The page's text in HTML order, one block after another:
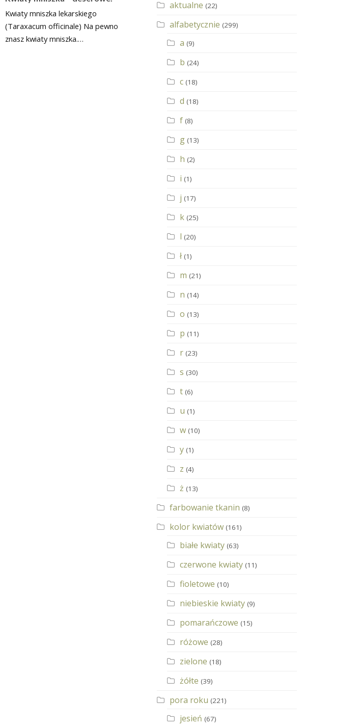
Kwiaty mniszka lekarskiego
(Taraxacum officinale) Na pewno
znasz kwiaty mniszka.…
aktualne (22)
alfabetycznie (299)
a (9)
b (24)
c (18)
d (18)
f (8)
g (13)
h (2)
i (1)
j (17)
k (25)
l (20)
ł (1)
m (21)
n (14)
o (13)
p (11)
r (23)
s (30)
t (6)
u (1)
w (10)
y (1)
z (4)
ż (13)
farbowanie tkanin (8)
kolor kwiatów (161)
białe kwiaty (63)
czerwone kwiaty (11)
fioletowe (10)
niebieskie kwiaty (9)
pomarańczowe (15)
różowe (28)
zielone (18)
żółte (39)
pora roku (221)
jesień (67)